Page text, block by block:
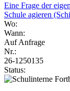
Eine Frage der
Schule agieren
Wo:
Wann:
Auf Anfrage
Nr.:
26-1250135
Status: